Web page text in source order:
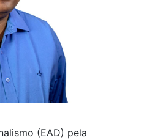
(EAD) pela